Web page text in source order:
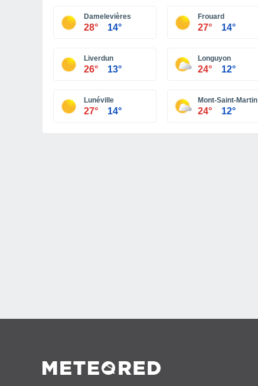
Damelevières
28° 14°
Frouard
27° 14°
Liverdun
26° 13°
Longuyon
24° 12°
Lunéville
27° 14°
Mont-Saint-Martin
24° 12°